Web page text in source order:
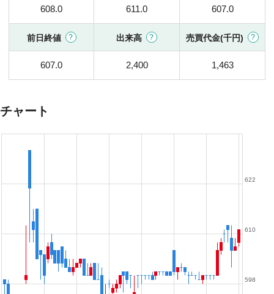
608.0 611.0 607.0
前日終値 出来高 売買代金(千円)
607.0 2,400 1,463
チャート
598
610
622